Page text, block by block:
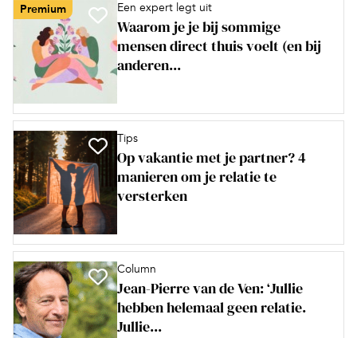
Premium Een expert legt uit
Waarom je je bij sommige
mensen direct thuis voelt (en bij
anderen...
Tips
Op vakantie met je partner? 4
manieren om je relatie te
versterken
Column
Jean-Pierre van de Ven: ‘Jullie
hebben helemaal geen relatie.
Jullie...